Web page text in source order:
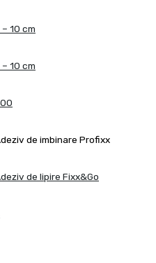
– 10 cm
– 10 cm
de imbinare Profixx
de lipire Fixx&Go